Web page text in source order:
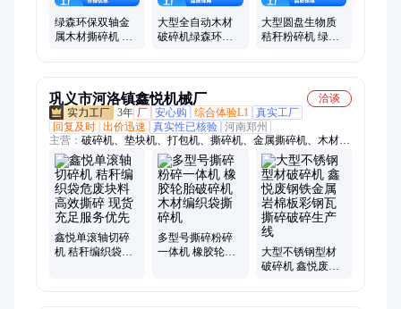
绿森环保双轴金
属木材撕碎机 材
大型全自动木材
破碎机绿森环保
大型圆盘生物质
秸秆粉碎机 绿森
巩义市河洛镇鑫悦机械厂
洽谈
3年 厂 安心购 综合体验L1 真实工厂
回复及时 出价迅速 真实性已核验 河南郑州
主营： 破碎机、垫块机、打包机、撕碎机、金属撕碎机、木材撕
碎机、轮胎撕碎机、塑料撕碎机、压砖机、粉碎机、压块机、水
泥垫块、水泥砖机、内撑垫块、压缩设备、粉碎设备、铁皮粉
碎、铁屑压饼机、水泥制砖机、铁屑打饼机、路面砖制砖机、全
自动静压机、回收处理设备、金属屑压饼机、空心砌块砖机
鑫悦单滚轴切碎
机 秸秆编织袋危
多型号撕碎粉碎
一体机 橡胶轮胎
大型不锈钢型材
破碎机 鑫悦废钢